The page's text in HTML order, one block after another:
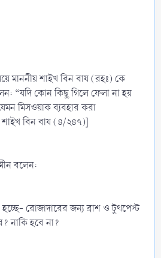
মাননীয় শাইখ বিন বায (রহঃ) কে
“যদি কোন কিছু গিলে ফেলা না হয়
মিসওয়াক ব্যবহার করা
বিন বায (৪/২৪৭)]
বলেন:
হচ্ছে- রোজাদারের জন্য ব্রাশ ও টুথপেস্ট
নাকি হবে না?